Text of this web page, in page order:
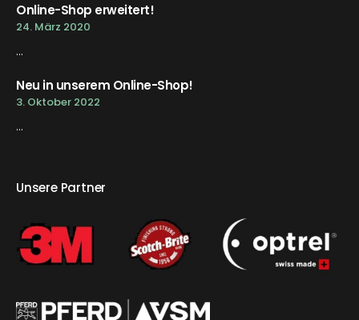
Online-Shop erweitert!
24. März 2020
...
Neu in unserem Online-Shop!
3. Oktober 2022
...
Unsere Partner